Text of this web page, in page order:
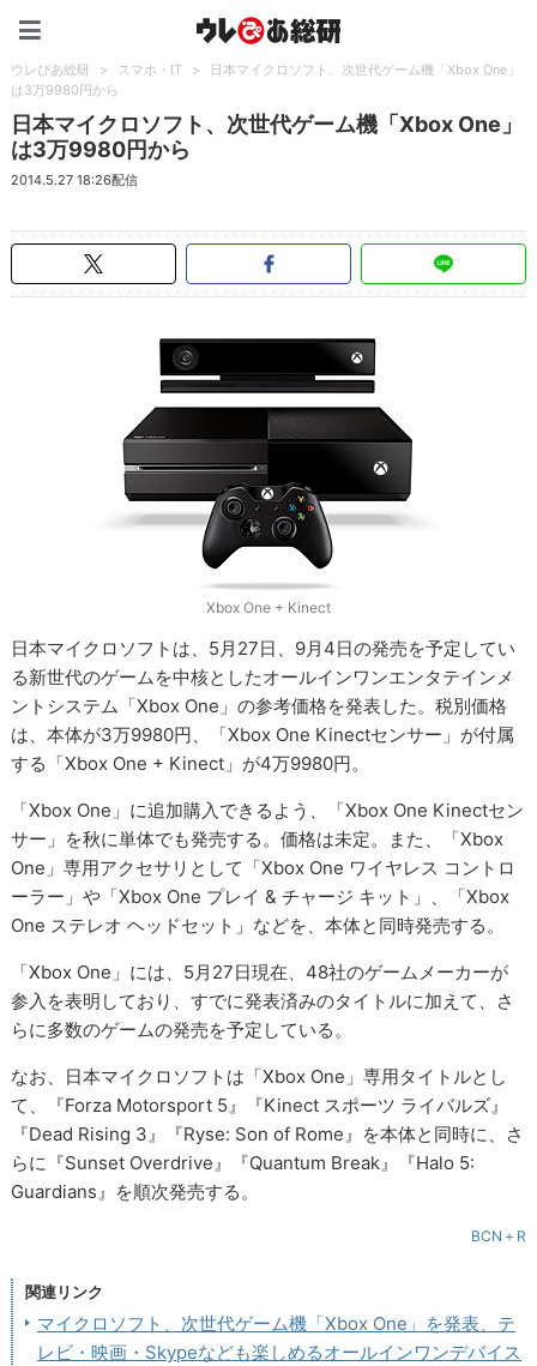
ウレぴあ総研 > スマホ・IT >
日本マイクロソフト、次世代ゲーム機「Xbox One」
は3万9980円から
日本マイクロソフト、次世代ゲーム機「Xbox One」
は3万9980円から
2014.5.27 18:26配信
Xbox One + Kinect
日本マイクロソフトは、5月27日、9月4日の発売を予定してい
る新世代のゲームを中核としたオールインワンエンタテインメ
ントシステム「Xbox One」の参考価格を発表した。税別価格
は、本体が3万9980円、「Xbox One Kinectセンサー」が付属
する「Xbox One + Kinect」が4万9980円。
「Xbox One」に追加購入できるよう、「Xbox One Kinectセン
サー」を秋に単体でも発売する。価格は未定。また、「Xbox
One」専用アクセサリとして「Xbox One ワイヤレス コントロ
ーラー」や「Xbox One プレイ & チャージ キット」、「Xbox
One ステレオ ヘッドセット」などを、本体と同時発売する。
「Xbox One」には、5月27日現在、48社のゲームメーカーが
参入を表明しており、すでに発表済みのタイトルに加えて、さ
らに多数のゲームの発売を予定している。
なお、日本マイクロソフトは「Xbox One」専用タイトルとし
て、『Forza Motorsport 5』『Kinect スポーツ ライバルズ』
『Dead Rising 3』『Ryse: Son of Rome』を本体と同時に、さ
らに『Sunset Overdrive』『Quantum Break』『Halo 5:
Guardians』を順次発売する。
BCN＋R
関連リンク
マイクロソフト、次世代ゲーム機「Xbox One」を発表、テ
レビ・映画・Skypeなども楽しめるオールインワンデバイス